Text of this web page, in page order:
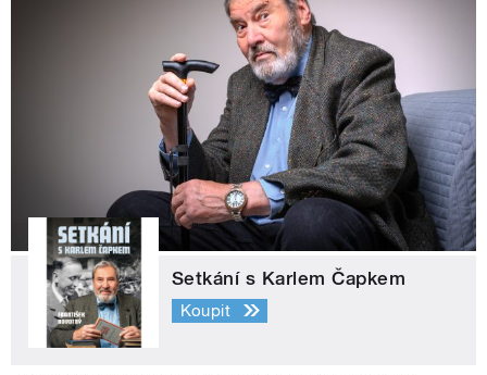
Setkání s Karlem Čapkem
Koupit